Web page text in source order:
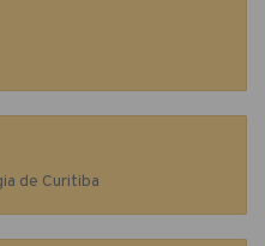
de Curitiba